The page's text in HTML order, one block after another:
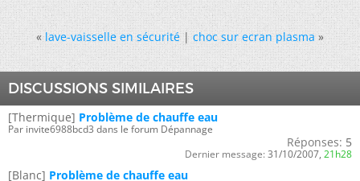
« lave-vaisselle en sécurité|choc sur ecran plasma »
DISCUSSIONS SIMILAIRES
[Thermique] Problème de chauffe eau
Par invite6988bcd3 dans le forum Dépannage
Réponses: 5
Dernier message: 31/10/2007, 21h28
[Blanc] Problème de chauffe eau